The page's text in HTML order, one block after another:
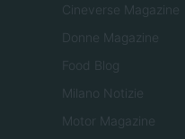
Cineverse Magazine
Donne Magazine
Food Blog
Milano Notizie
Motor Magazine